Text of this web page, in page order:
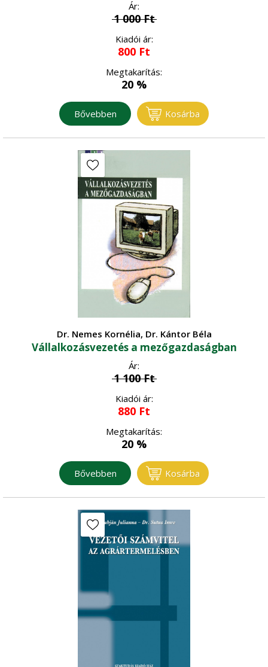
Ár:
1 000Ft
Kiadói ár:
800 Ft
Megtakarítás:
20 %
Bővebben Kosárba
Dr. Nemes Kornélia, Dr. Kántor Béla
Vállalkozásvezetés a mezőgazdaságban
Ár:
1 100Ft
Kiadói ár:
880 Ft
Megtakarítás:
20 %
Bővebben Kosárba